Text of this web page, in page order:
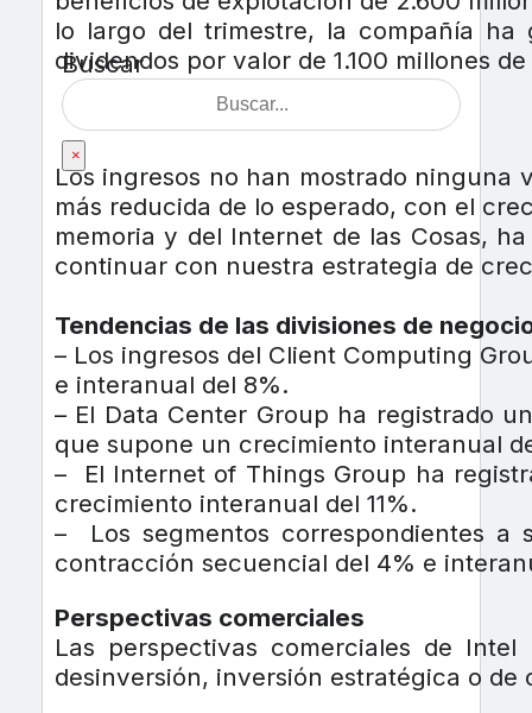
Buscar
×
lo largo del trimestre, la compañía ha
dividendos por valor de 1.100 millones
Los ingresos no han mostrado ninguna
más reducida de lo esperado, con el
memoria y del Internet de las Cosas,
continuar con nuestra estrategia de
Tendencias de las divisiones de
– Los ingresos del Client Computing
e interanual del 8%.
– El Data Center Group ha registrado
que supone un crecimiento interanual
– El Internet of Things Group ha
crecimiento interanual del 11%.
– Los segmentos correspondientes a
contracción secuencial del 4% e
Perspectivas comerciales
Las perspectivas comerciales de
desinversión, inversión estratégica o